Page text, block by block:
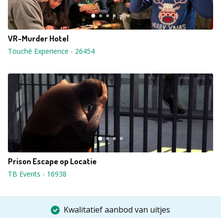
VR-Murder Hotel
Touché Experience - 26454
Prison Escape op Locatie
TB Events - 16938
Kwalitatief aanbod van uitjes